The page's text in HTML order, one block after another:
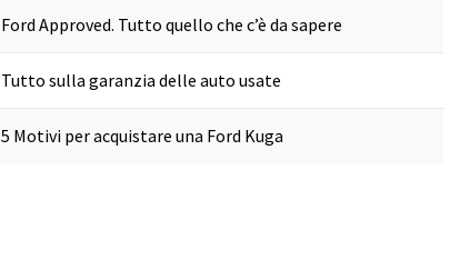
Ford Approved. Tutto quello che c’è da sapere
Tutto sulla garanzia delle auto usate
5 Motivi per acquistare una Ford Kuga